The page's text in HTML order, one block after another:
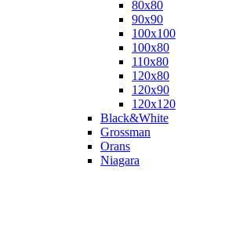
80x80
90x90
100x100
100х80
110х80
120x80
120х90
120х120
Black&White
Grossman
Orans
Niagara